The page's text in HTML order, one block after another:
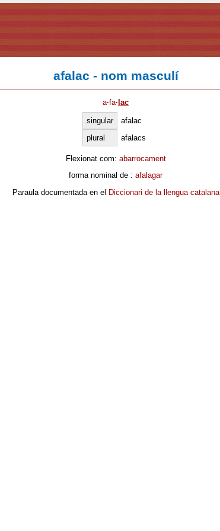
afalac - nom masculí
a·fa· lac
singular
afalac
plural
afalacs
Flexionat com: abarrocament
forma nominal de : afalagar
Paraula documentada en el Diccionari de la llengua catalana